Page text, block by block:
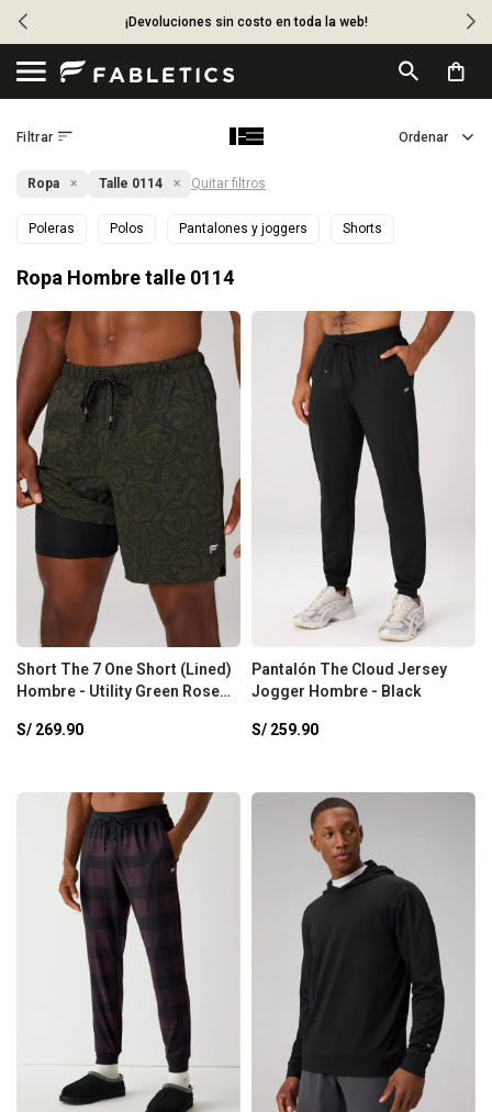
¡Devoluciones sin costo en toda la web!

Ropa Talle 0114 Quitar filtros
Poleras Polos Pantalones y joggers Shorts
Ropa Hombre talle 0114
Short The 7 One Short (Lined)
Hombre - Utility Green Rose
S/ 269.90
Pantalón The Cloud Jersey
Jogger Hombre - Black
S/ 259.90